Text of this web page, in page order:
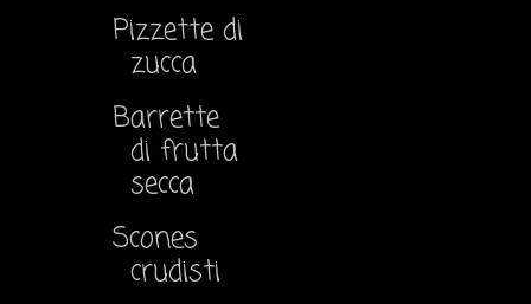
Pizzette di
zucca
Barrette
di frutta
secca
Scones
crudisti